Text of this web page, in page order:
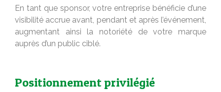
En tant que sponsor, votre entreprise bénéficie d’une
visibilité accrue avant, pendant et après l’événement,
augmentant ainsi la notoriété de votre marque
auprès d’un public ciblé.
Positionnement privilégié